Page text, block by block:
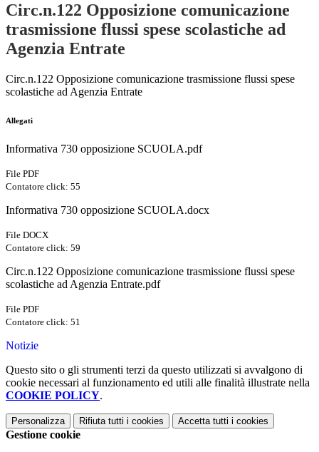
Circ.n.122 Opposizione comunicazione
trasmissione flussi spese scolastiche ad
Agenzia Entrate
Circ.n.122 Opposizione comunicazione trasmissione flussi spese
scolastiche ad Agenzia Entrate
Allegati
Informativa 730 opposizione SCUOLA.pdf
File PDF
Contatore click: 55
Informativa 730 opposizione SCUOLA.docx
File DOCX
Contatore click: 59
Circ.n.122 Opposizione comunicazione trasmissione flussi spese
scolastiche ad Agenzia Entrate.pdf
File PDF
Contatore click: 51
Notizie
Questo sito o gli strumenti terzi da questo utilizzati si avvalgono di
cookie necessari al funzionamento ed utili alle finalità illustrate nella
COOKIE POLICY.
Personalizza Rifiuta tutti i cookies Accetta tutti i cookies
Gestione cookie